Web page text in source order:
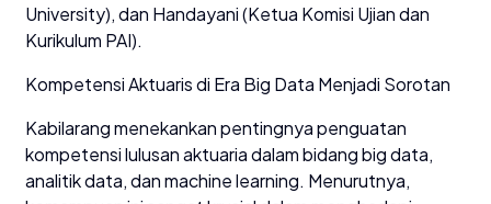
University), dan Handayani (Ketua Komisi Ujian dan
Kurikulum PAI).
Kompetensi Aktuaris di Era Big Data Menjadi Sorotan
Kabilarang menekankan pentingnya penguatan
kompetensi lulusan aktuaria dalam bidang big data,
analitik data, dan machine learning. Menurutnya,